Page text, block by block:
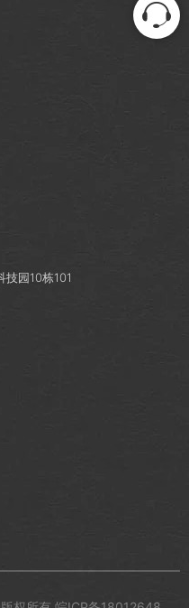
技园10栋101